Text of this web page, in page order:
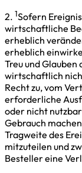
2. 1Sofern
wirtschaftliche
erheblich
erheblich
Treu und Glauben
wirtschaftlich
Recht zu, vom
erforderliche
oder nicht
Gebrauch
Tragweite des
mitzuteilen und
Besteller eine